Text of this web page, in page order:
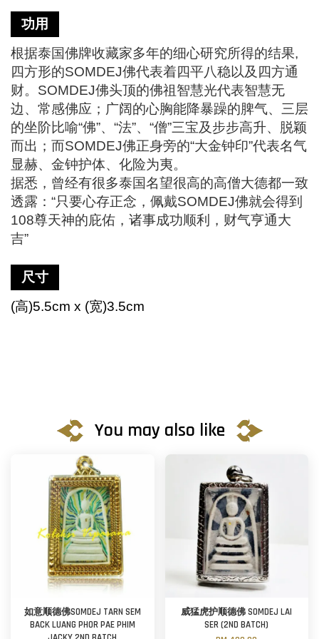
功用
根据泰国佛牌收藏家多年的细心研究所得的结果,
四方形的SOMDEJ佛代表着四平八稳以及四方通
财。SOMDEJ佛头顶的佛祖智慧光代表智慧无
边、常感佛应；广阔的心胸能降暴躁的脾气、三层
的坐阶比喻“佛”、“法”、“僧”三宝及步步高升、脱颖
而出；而SOMDEJ佛正身旁的“大金钟印”代表名气
显赫、金钟护体、化险为夷。
据悉，曾经有很多泰国名望很高的高僧大德都一致
透露： “只要心存正念，佩戴SOMDEJ佛就会得到
108尊天神的庇佑，诸事成功顺利，财气亨通大
吉”
尺寸
(高)5.5cm x (宽)3.5cm
You may also like
如意顺德佛SOMDEJ TARN SEM
BACK LUANG PHOR PAE PHIM
威猛虎护顺德佛 SOMDEJ LAI
SER (2ND BATCH)